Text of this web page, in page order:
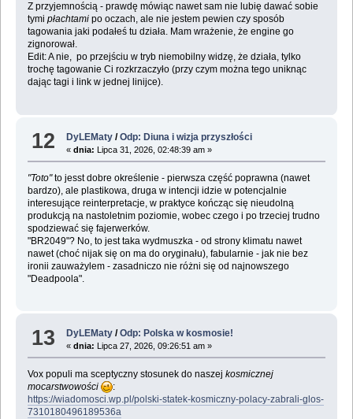
Z przyjemnością - prawdę mówiąc nawet sam nie lubię dawać sobie
tymi płachtamipo oczach, ale nie jestem pewien czy sposób
tagowania jaki podałeś tu działa. Mam wrażenie, że engine go
zignorował.
Edit: A nie, po przejściu w tryb niemobilny widzę, że działa, tylko
trochę tagowanie Ci rozkrzaczyło (przy czym można tego uniknąc
dając tagi i link w jednej linijce).
12 DyLEMaty /Odp: Diuna i wizja przyszłości
«dnia: Lipca 31, 2026, 02:48:39 am »
"Toto"to jesst dobre określenie - pierwsza część poprawna (nawet
bardzo), ale plastikowa, druga w intencji idzie w potencjalnie
interesujące reinterpretacje, w praktyce kończąc się nieudolną
produkcją na nastoletnim poziomie, wobec czego i po trzeciej trudno
spodziewać się fajerwerków.
"BR2049"? No, to jest taka wydmuszka - od strony klimatu nawet
nawet (choć nijak się on ma do oryginału), fabularnie - jak nie bez
ironii zauważylem - zasadniczo nie różni się od najnowszego
"Deadpoola".
13 DyLEMaty /Odp: Polska w kosmosie!
«dnia: Lipca 27, 2026, 09:26:51 am »
Vox populi ma sceptyczny stosunek do naszej kosmicznej
mocarstwowości
:
https://wiadomosci.wp.pl/polski-statek-kosmiczny-polacy-zabrali-glos-
7310180496189536a